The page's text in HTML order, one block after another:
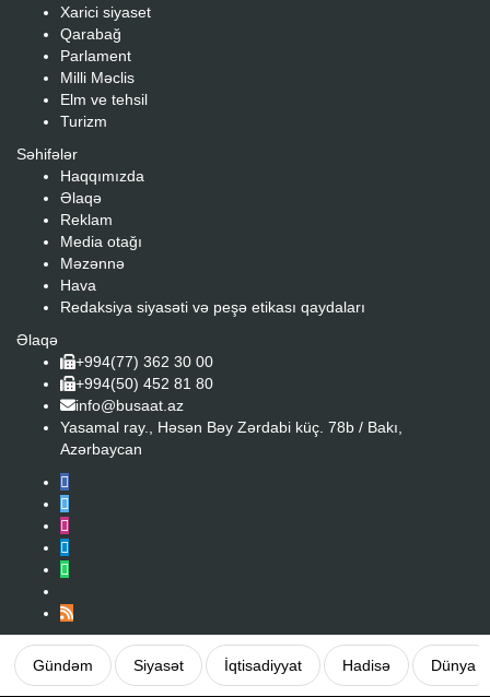
Xarici siyaset
Qarabağ
Parlament
Milli Məclis
Elm ve tehsil
Turizm
Səhifələr
Haqqımızda
Əlaqə
Reklam
Media otağı
Məzənnə
Hava
Redaksiya siyasəti və peşə etikası qaydaları
Əlaqə
+994(77) 362 30 00
+994(50) 452 81 80
info@busaat.az
Yasamal ray., Həsən Bəy Zərdabi küç. 78b / Bakı,
Azərbaycan
Gündəm Siyasət İqtisadiyyat Hadisə Dünya